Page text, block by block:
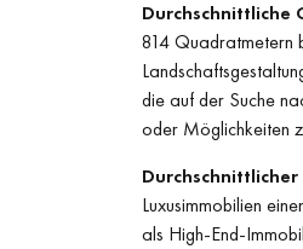
Durchschnittliche
814 Quadratmetern
die auf der Suche
oder Möglichkeiten
Luxusimmobilien
als High-End-